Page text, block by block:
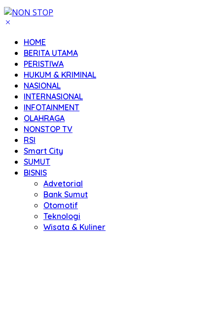
HOME
BERITA UTAMA
PERISTIWA
HUKUM & KRIMINAL
NASIONAL
INTERNASIONAL
INFOTAINMENT
OLAHRAGA
NONSTOP TV
RSI
Smart City
SUMUT
BISNIS
Advetorial
Bank Sumut
Otomotif
Teknologi
Wisata & Kuliner